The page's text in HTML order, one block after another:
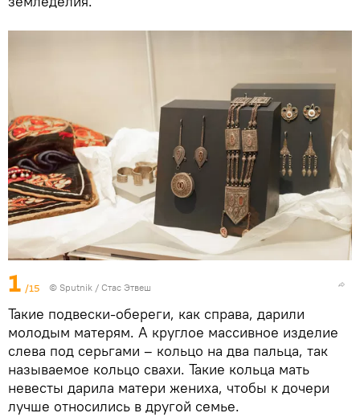
1 /15 © Sputnik / Стас Этвеш
Такие подвески-обереги, как справа, дарили
молодым матерям. А круглое массивное изделие
слева под серьгами – кольцо на два пальца, так
называемое кольцо свахи. Такие кольца мать
невесты дарила матери жениха, чтобы к дочери
лучше относились в другой семье.